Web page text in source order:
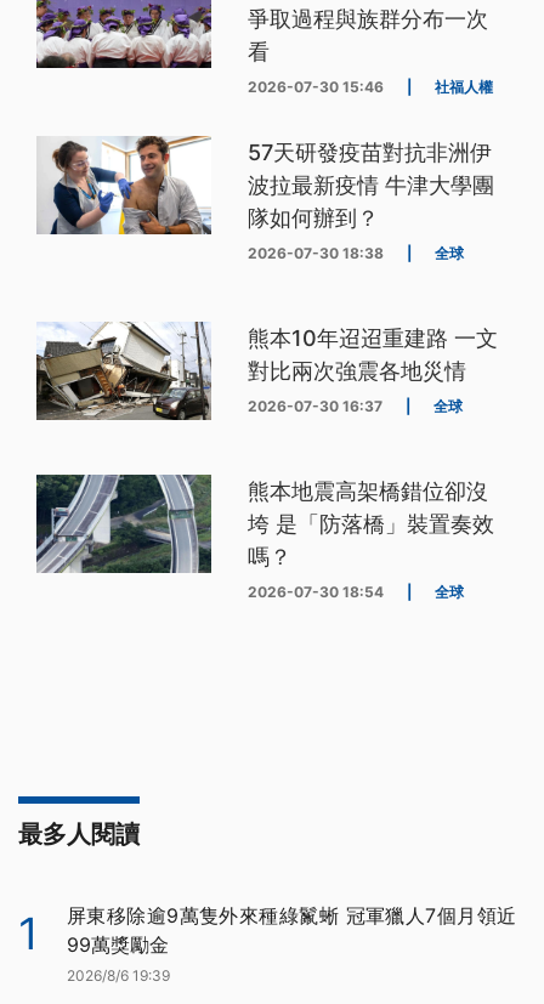
爭取過程與族群分布一次
看
2026-07-30 15:46 社福人權
57天研發疫苗對抗非洲伊
波拉最新疫情 牛津大學團
隊如何辦到？
2026-07-30 18:38 全球
熊本10年迢迢重建路 一文
對比兩次強震各地災情
2026-07-30 16:37 全球
熊本地震高架橋錯位卻沒
垮 是「防落橋」裝置奏效
嗎？
2026-07-30 18:54 全球
最多人閱讀
1
屏東移除逾9萬隻外來種綠鬣蜥 冠軍獵人7個月領近
99萬獎勵金
2026/8/6 19:39